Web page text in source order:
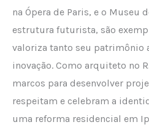
na Ópera de Paris, e o Museu
estrutura futurista, são
valoriza tanto seu patrimônio
inovação. Como arquiteto no
marcos para desenvolver
respeitam e celebram a
uma reforma residencial em